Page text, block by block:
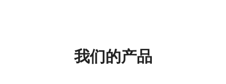
我们的产品